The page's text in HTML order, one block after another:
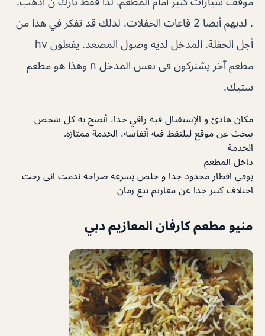
. لديهم أيضا 2 قاعات الحفلات. لذلك قد تفكر في هذا من
أجل الحفلة. المدخل لديه وصول المصعد. يفعلون hv
مطعم آخر يشتركون في نفس المدخل n وهذا هو مطعم
ستيك.
مكان هادئ و الإستقبال فيه راقي جدا، أنصح به كل شخص
يبحث عن موقع ليلتقط فيه أنفاسه، الخدمة ممتازة.
الخدمة
داخل المطعم
بوفي افطار محدود جدا و خلص بسرعه صراحة ندمت اني رحت
اختلاف كبير جدا عن معازيم بتع زمان
منيو مطعم كارفان المعازيم دبي